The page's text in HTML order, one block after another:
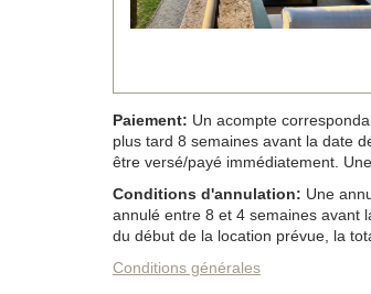
Paiement: Un acompte
plus tard 8 semaines avant la date
être versé/payé immédiatement.
Conditions d'annulation: Une
annulé entre 8 et 4 semaines avant
du début de la location prévue, la
Conditions générales